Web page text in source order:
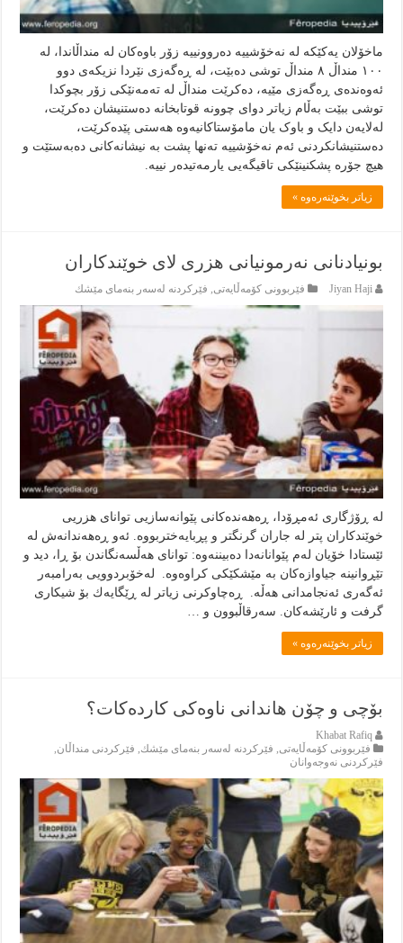
ماخۆلان یەکێکە لە نەخۆشییە دەروونییە زۆر باوەکان لە منداڵاندا، لە
١٠٠ منداڵ ٨ منداڵ توشی دەبێت، لە ڕەگەزی نێردا نزیکەی دوو
ئەوەندەی ڕەگەزی مێیە، دەکرێت منداڵ لە تەمەنێکی زۆر بچوکدا
توشی ببێت بەڵام زیاتر دوای چوونە قوتابخانە دەستنیشان دەکرێت،
لەلایەن دایک و باوک یان مامۆستاکانیەوە هەستی پێدەکرێت،
دەستنیشانکردنی ئەم نەخۆشییە تەنها پشت بە نیشانەکانی دەبەستێت و
هیچ جۆرە پشکنینێکی تاقیگەیی یارمەتیدەر نییە.
زياتر بخوێنەرەوە »
بونيادنانى نەرمونيانى هزرى لاى خوێندكاران
Jiyan Haji فێربوونی كۆمەڵایەتی, فێركردنە لەسەر بنەماى مێشك
له‌ ڕۆژگارى ئه‌مڕۆدا، ڕه‌هه‌نده‌كانى پێوانه‌سازيى تواناى هزريى
خوێندكاران پتر له‌ جاران گرنگتر و پڕبايه‌ختربووه‌. ئه‌و ڕه‌هه‌ندانه‌ش له‌
ئێستادا خۆيان له‌م پێوانانه‌دا ده‌بيننه‌وه‌‌: تواناى هه‌ڵسه‌نگاندن بۆ ڕا، ديد و
تێڕوانينه‌ جياوازه‌كان به‌ مێشكێكى كراوه‌وه‌. له‌خۆبردوويى به‌رامبه‌ر
ئه‌گه‌رى ئه‌نجامدانى هه‌ڵه‌. ‌ ڕه‌چاوكرنى زياتر له‌ ڕێگايه‌ك بۆ شيكارى
گرفت و ئارێشه‌كان. سه‌رقاڵبوون و …
زياتر بخوێنەرەوە »
بۆچى و چۆن هاندانى ناوه‌كى كارده‌كات؟
Khabat Rafiq
فێربوونی كۆمەڵایەتی, فێركردنە لەسەر بنەماى مێشك, فێركردنى منداڵان,
فێركردنى نەوجەوانان